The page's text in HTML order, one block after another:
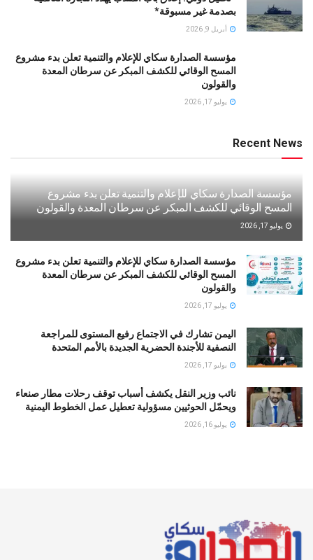
بصدمة غير مسبوقة*
أبريل 9, 2026
مؤسسة الصدارة سكاي للإعلام والتنمية تعلن بدء مشروع
المسح الوقائي للكشف المبكر عن سرطان المعدة
والقولون
يوليو 17, 2026
Recent News
مؤسسة الصدارة سكاي للإعلام والتنمية تعلن بدء مشروع
المسح الوقائي للكشف المبكر عن سرطان المعدة والقولون
يوليو 17, 2026
مؤسسة الصدارة سكاي للإعلام والتنمية تعلن بدء مشروع
المسح الوقائي للكشف المبكر عن سرطان المعدة
والقولون
يوليو 17, 2026
اليمن تشارك في الاجتماع رفيع المستوى للمراجعة
النصفية للأجندة الحضرية الجديدة بالأمم المتحدة
يوليو 17, 2026
نائب وزير النقل يكشف أسباب توقف رحلات مطار صنعاء
ويحمّل الحوثيين مسؤولية تعطيل عمل الخطوط اليمنية
يوليو 16, 2026